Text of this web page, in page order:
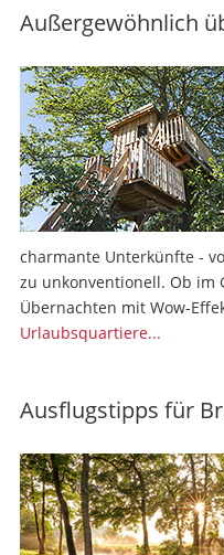
Außergewöhnlich
charmante Unterkünfte -
zu unkonventionell. Ob im
Übernachten mit Wow-
Urlaubsquartiere...
Ausflugstipps für